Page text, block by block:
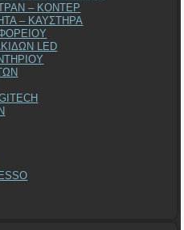
– ΚΟΝΤΕΡ
– ΚΑΥΣΤΗΡΑ
LED